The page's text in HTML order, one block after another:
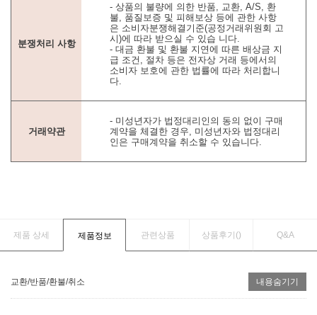
분쟁처리 사항
- 상품의 불량에 의한 반품, 교환, A/S, 환
불, 품질보증 및 피해보상 등에 관한 사항
은 소비자분쟁해결기준(공정거래위원회 고
시)에 따라 받으실 수 있습 니다.
- 대금 환불 및 환불 지연에 따른 배상금 지
급 조건, 절차 등은 전자상 거래 등에서의
소비자 보호에 관한 법률에 따라 처리합니
다.
거래약관
- 미성년자가 법정대리인의 동의 없이 구매
계약을 체결한 경우, 미성년자와 법정대리
인은 구매계약을 취소할 수 있습니다.
제품 상세 제품정보 관련상품 상품후기() Q&A
교환/반품/환불/취소 내용숨기기